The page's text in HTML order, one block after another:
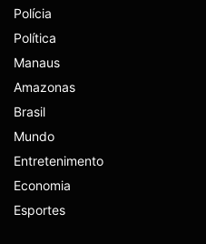
Polícia
Política
Manaus
Amazonas
Brasil
Mundo
Entretenimento
Economia
Esportes